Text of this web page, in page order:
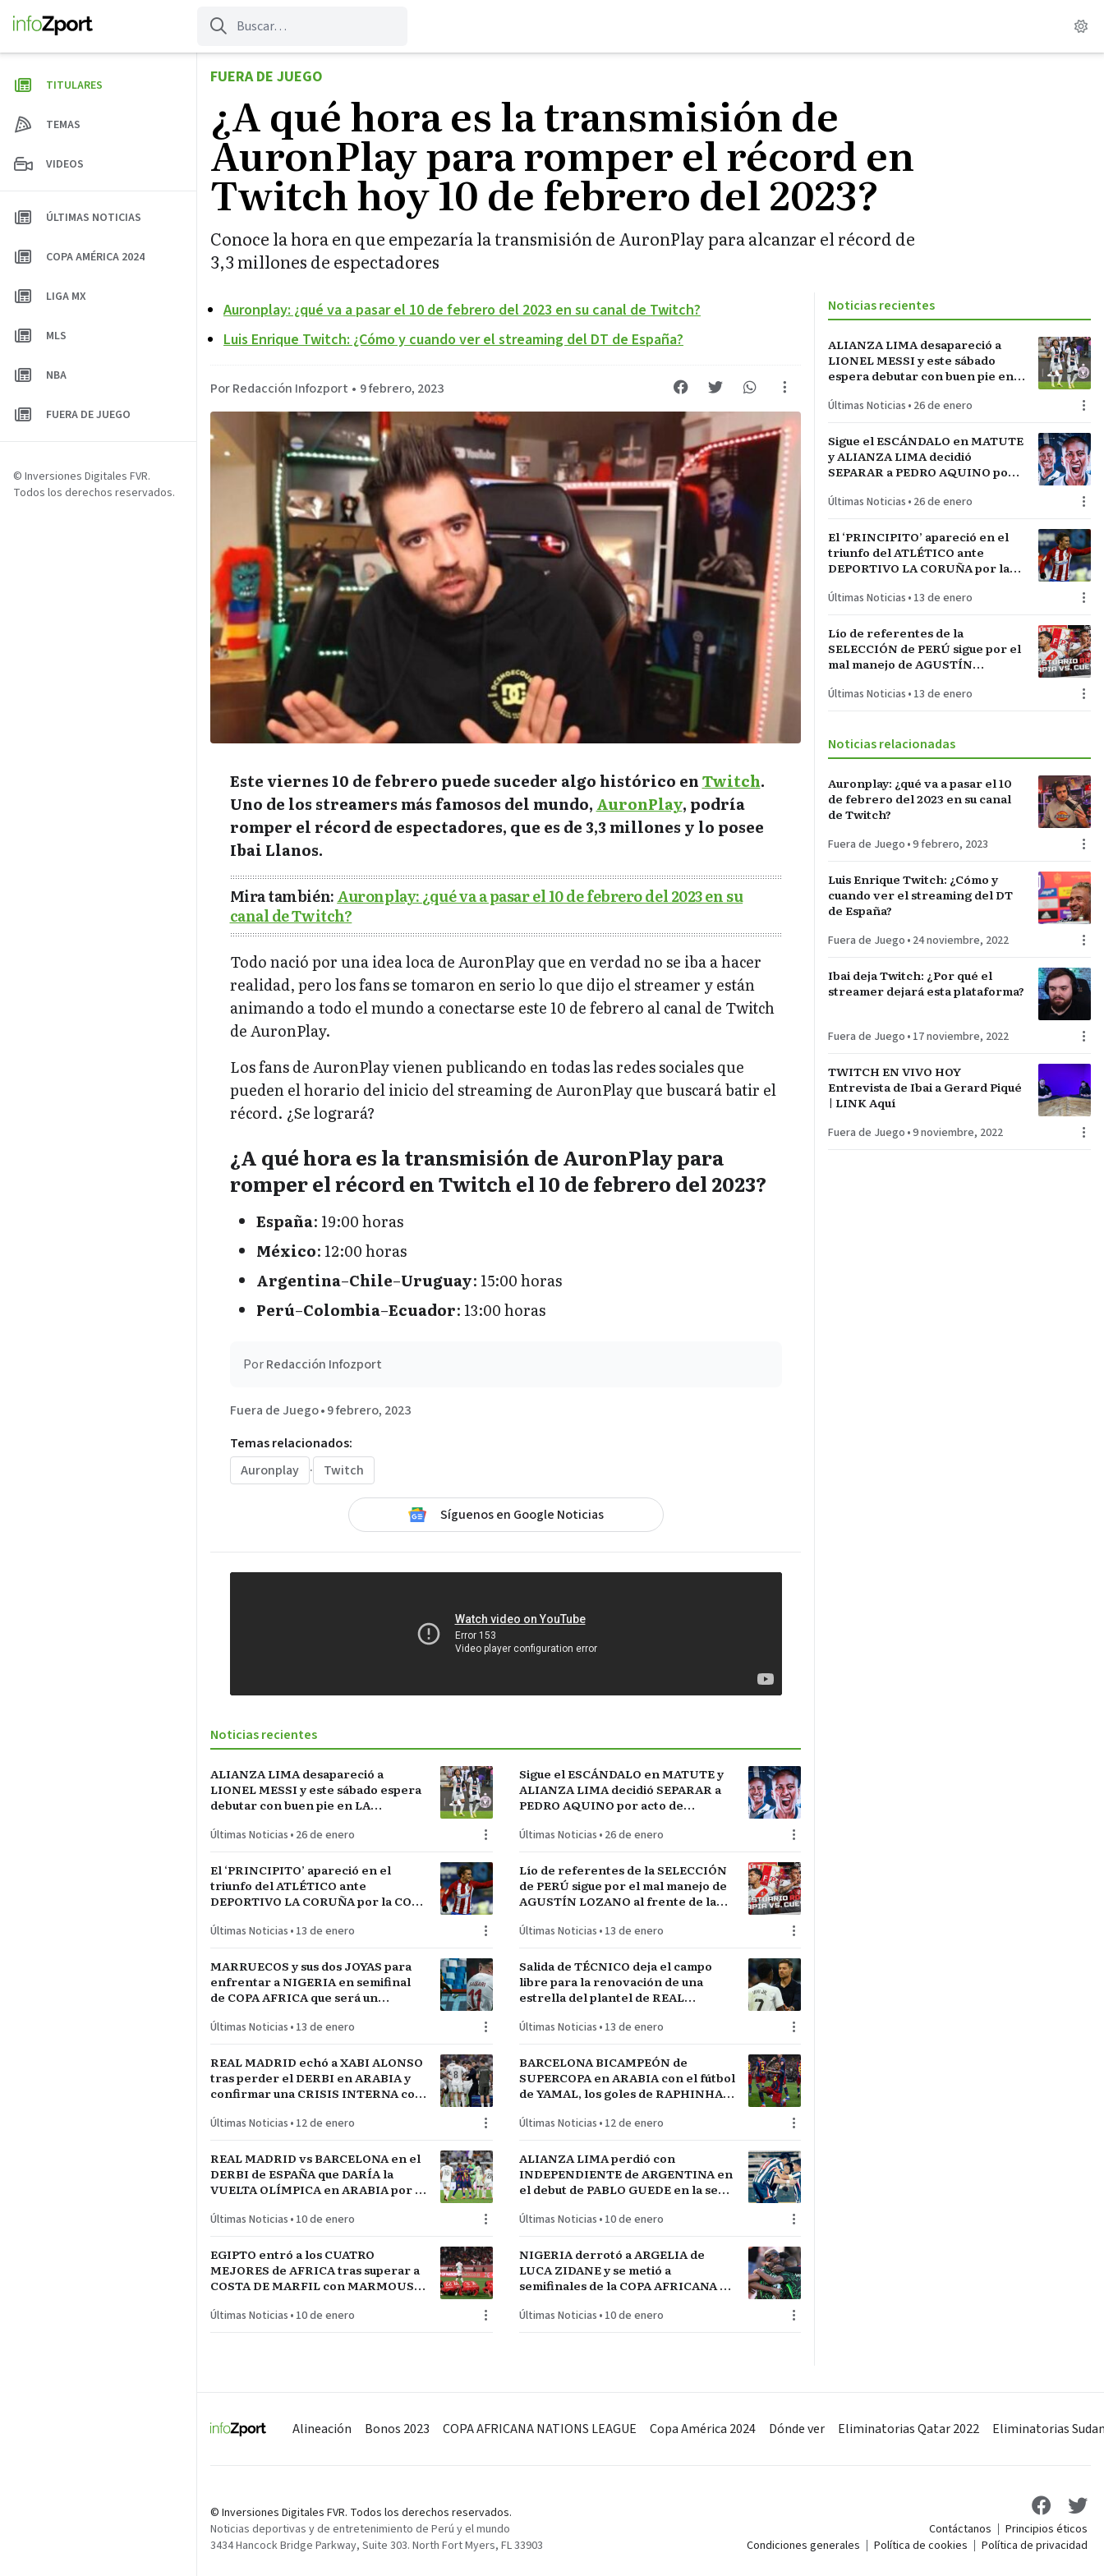
contenido
FUERA DE JUEGO
¿A qué hora es la transmisión de
AuronPlay para romper el récord en
Twitch hoy 10 de febrero del 2023?
Conoce la hora en que empezaría la transmisión de AuronPlay para alcanzar el récord de
3,3 millones de espectadores
Auronplay: ¿qué va a pasar el 10 de febrero del 2023 en su canal de Twitch?
Luis Enrique Twitch: ¿Cómo y cuando ver el streaming del DT de España?
Por Redacción Infozport • 9 febrero, 2023
Este viernes 10 de febrero puede suceder algo histórico enTwitch.
Uno de los streamers más famosos del mundo, AuronPlay, podría
romper el récord de espectadores, que es de 3,3 millones y lo posee
Ibai Llanos.
Mira también:Auronplay: ¿qué va a pasar el 10 de febrero del 2023 en su
canal de Twitch?
Todo nació por una idea loca de AuronPlay que en verdad no se iba a hacer
realidad, pero los fans se tomaron en serio lo que dijo el streamer y están
animando a todo el mundo a conectarse este 10 de febrero al canal de Twitch
de AuronPlay.
Los fans de AuronPlay vienen publicando en todas las redes sociales que
pueden el horario del inicio del streaming de AuronPlay que buscará batir el
récord. ¿Se logrará?
¿A qué hora es la transmisión de AuronPlay para
romper el récord en Twitch el 10 de febrero del 2023?
España: 19:00 horas
México: 12:00 horas
Argentina–Chile–Uruguay: 15:00 horas
Perú–Colombia–Ecuador: 13:00 horas
PorRedacción Infozport
Fuera de Juego•9 febrero, 2023
Temas relacionados:
Auronplay
· Twitch
Síguenos en Google Noticias
Noticias recientes
ALIANZA LIMA desapareció a
LIONEL MESSI y este sábado espera
debutar con buen pie en LA
Últimas Noticias • 26 de enero
Sigue el ESCÁNDALO en MATUTE y
ALIANZA LIMA decidió SEPARAR a
PEDRO AQUINO por acto de
Últimas Noticias • 26 de enero
El ‘PRINCIPITO’ apareció en el
triunfo del ATLÉTICO ante
DEPORTIVO LA CORUÑA por la COPA
Últimas Noticias • 13 de enero
Lío de referentes de la SELECCIÓN
de PERÚ sigue por el mal manejo de
AGUSTÍN LOZANO al frente de la
Últimas Noticias • 13 de enero
MARRUECOS y sus dos JOYAS para
enfrentar a NIGERIA en semifinal
de COPA AFRICA que será un
reservado
Últimas Noticias • 13 de enero
Salida de TÉCNICO deja el campo
libre para la renovación de una
estrella del plantel de REAL
Últimas Noticias • 13 de enero
REAL MADRID echó a XABI ALONSO
tras perder el DERBI en ARABIA y
confirmar una CRISIS INTERNA con
Últimas Noticias • 12 de enero
BARCELONA BICAMPEÓN de
SUPERCOPA en ARABIA con el fútbol
de YAMAL, los goles de RAPHINHA y
Últimas Noticias • 12 de enero
REAL MADRID vs BARCELONA en el
DERBI de ESPAÑA que DARÍA la
VUELTA OLÍMPICA en ARABIA por el
Últimas Noticias • 10 de enero
ALIANZA LIMA perdió con
INDEPENDIENTE de ARGENTINA en
el debut de PABLO GUEDE en la serie
Últimas Noticias • 10 de enero
EGIPTO entró a los CUATRO
MEJORES de AFRICA tras superar a
COSTA DE MARFIL con MARMOUSH
Últimas Noticias • 10 de enero
NIGERIA derrotó a ARGELIA de
LUCA ZIDANE y se metió a
semifinales de la COPA AFRICANA de
Últimas Noticias • 10 de enero
Noticias recientes
ALIANZA LIMA desapareció a
LIONEL MESSI y este sábado
espera debutar con buen pie en
Últimas Noticias • 26 de enero
Sigue el ESCÁNDALO en MATUTE
y ALIANZA LIMA decidió
SEPARAR a PEDRO AQUINO por
MONTEVIDEO
Últimas Noticias • 26 de enero
El ‘PRINCIPITO’ apareció en el
triunfo del ATLÉTICO ante
DEPORTIVO LA CORUÑA por la
Últimas Noticias • 13 de enero
Lío de referentes de la
SELECCIÓN de PERÚ sigue por el
mal manejo de AGUSTÍN
FEDERACIÓN PERUANA de
Últimas Noticias • 13 de enero
Noticias relacionadas
Auronplay: ¿qué va a pasar el 10
de febrero del 2023 en su canal
de Twitch?
Fuera de Juego •9 febrero, 2023
Luis Enrique Twitch: ¿Cómo y
cuando ver el streaming del DT
de España?
Fuera de Juego • 24 noviembre, 2022
Ibai deja Twitch: ¿Por qué el
streamer dejará esta plataforma?
Fuera de Juego • 17 noviembre, 2022
TWITCH EN VIVO HOY
Entrevista de Ibai a Gerard Piqué
| LINK Aquí
Fuera de Juego •9 noviembre, 2022
TITULARES
TEMAS
VIDEOS
ÚLTIMAS NOTICIAS
COPA AMÉRICA 2024
LIGA MX
MLS
NBA
FUERA DE JUEGO
© Inversiones Digitales FVR.
Todos los derechos reservados.
Alineación Bonos 2023 COPA AFRICANA NATIONS LEAGUE Copa América 2024 Dónde ver Eliminatorias Qatar 2022 Eliminatorias
© Inversiones Digitales FVR. Todos los derechos reservados.
Noticias deportivas y de entretenimiento de Perú y el mundo
3434 Hancock Bridge Parkway, Suite 303. North Fort Myers, FL 33903
Contáctanos
Principios éticos
Condiciones generales
Política de cookies Política de privacidad